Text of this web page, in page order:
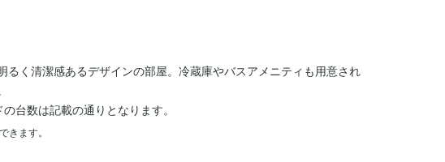
るく清潔感あるデザインの部屋。冷蔵庫やバスアメニティも用意され
台数は記載の通りとなります。
きます。